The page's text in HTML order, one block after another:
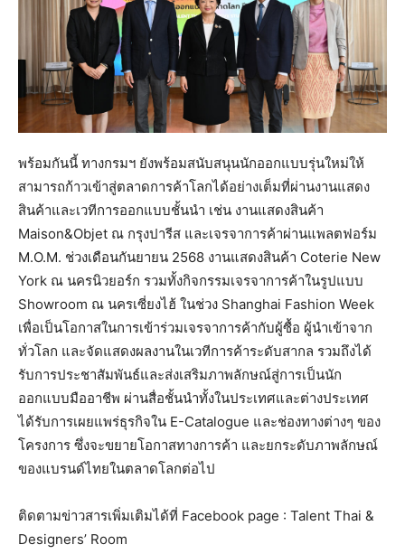
พร้อมกันนี้ ทางกรมฯ ยังพร้อมสนับสนุนนักออกแบบรุ่นใหม่ให้
สามารถก้าวเข้าสู่ตลาดการค้าโลกได้อย่างเต็มที่ผ่านงานแสดง
สินค้าและเวทีการออกแบบชั้นนำ เช่น งานแสดงสินค้า
Maison&Objet ณ กรุงปารีส และเจรจาการค้าผ่านแพลตฟอร์ม
M.O.M. ช่วงเดือนกันยายน 2568 งานแสดงสินค้า Coterie New
York ณ นครนิวยอร์ก รวมทั้งกิจกรรมเจรจาการค้าในรูปแบบ
Showroom ณ นครเซี่ยงไฮ้ ในช่วง Shanghai Fashion Week
เพื่อเป็นโอกาสในการเข้าร่วมเจรจาการค้ากับผู้ซื้อ ผู้นำเข้าจาก
ทั่วโลก และจัดแสดงผลงานในเวทีการค้าระดับสากล รวมถึงได้
รับการประชาสัมพันธ์และส่งเสริมภาพลักษณ์สู่การเป็นนัก
ออกแบบมืออาชีพ ผ่านสื่อชั้นนำทั้งในประเทศและต่างประเทศ
ได้รับการเผยแพร่ธุรกิจใน E-Catalogue และช่องทางต่างๆ ของ
โครงการ ซึ่งจะขยายโอกาสทางการค้า และยกระดับภาพลักษณ์
ของแบรนด์ไทยในตลาดโลกต่อไป
ติดตามข่าวสารเพิ่มเติมได้ที่ Facebook page : Talent Thai &
Designers’ Room